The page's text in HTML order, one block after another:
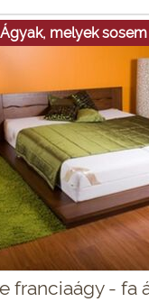
Ágyak, melyek
franciaágy - fa